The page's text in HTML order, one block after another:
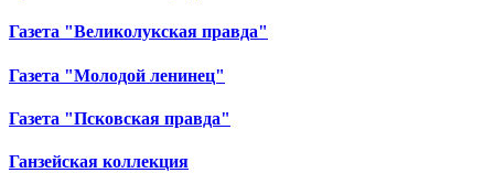
Газета "Великолукская правда"
Газета "Молодой ленинец"
Газета "Псковская правда"
Ганзейская коллекция